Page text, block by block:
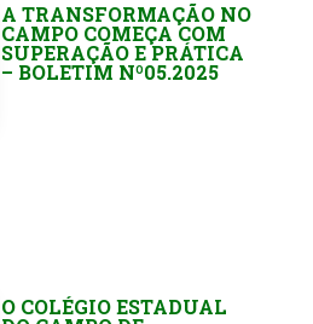
A TRANSFORMAÇÃO NO
CAMPO COMEÇA COM
SUPERAÇÃO E PRÁTICA
– BOLETIM Nº05.2025
O COLÉGIO ESTADUAL